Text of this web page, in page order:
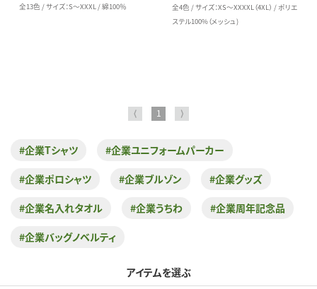
全13色 / サイズ：S～XXXL / 綿100％
全4色 / サイズ：XS～XXXXL（4XL） / ポリエ
ステル100%（メッシュ)
⟨ 1 ⟩
#企業Tシャツ #企業ユニフォームパーカー
#企業ポロシャツ #企業ブルゾン #企業グッズ
#企業名入れタオル #企業うちわ #企業周年記念品
#企業バッグノベルティ
アイテムを選ぶ